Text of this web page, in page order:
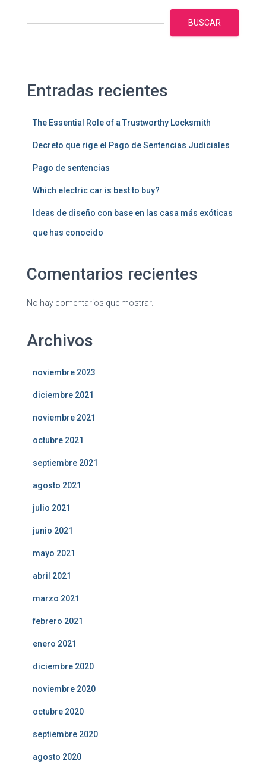
BUSCAR
Entradas recientes
The Essential Role of a Trustworthy Locksmith
Decreto que rige el Pago de Sentencias Judiciales
Pago de sentencias
Which electric car is best to buy?
Ideas de diseño con base en las casa más exóticas
que has conocido
Comentarios recientes
No hay comentarios que mostrar.
Archivos
noviembre 2023
diciembre 2021
noviembre 2021
octubre 2021
septiembre 2021
agosto 2021
julio 2021
junio 2021
mayo 2021
abril 2021
marzo 2021
febrero 2021
enero 2021
diciembre 2020
noviembre 2020
octubre 2020
septiembre 2020
agosto 2020